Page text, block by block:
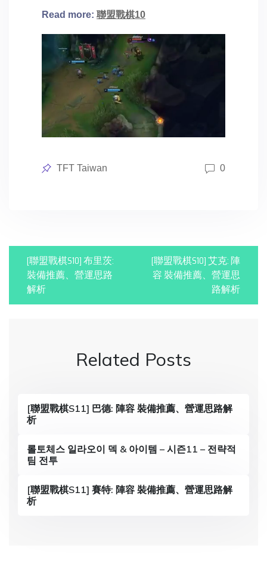
Read more: 聯盟戰棋10
Posted
TFT Taiwan 0
s
[聯盟戰棋S10] 布里茨:
裝備推薦、營運思路
解析
[聯盟戰棋S10] 艾克: 陣
容 裝備推薦、營運思
路解析
Related Posts
[聯盟戰棋S11] 巴德: 陣容 裝備推薦、營運思路解
析
롤토체스 일라오이 덱 & 아이템 – 시즌11 – 전략적
팀 전투
[聯盟戰棋S11] 賽特: 陣容 裝備推薦、營運思路解
析